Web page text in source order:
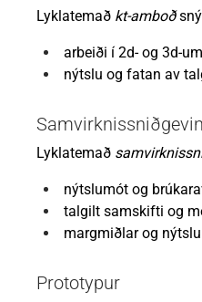
Lyklatemað kt-amboð
arbeiði í 2d- og 3d-
nýtslu og fatan av
Lyklatemað
nýtslumót og
talgilt samskifti og
margmiðlar og
Prototypur